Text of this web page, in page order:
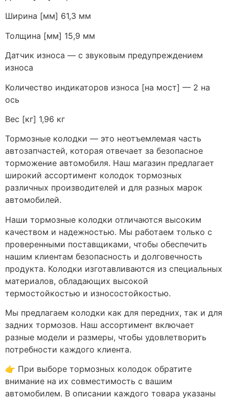
Ширина [мм] 61,3 мм
Толщина [мм] 15,9 мм
Датчик износа — с звуковым предупреждением
износа
Количество индикаторов износа [на мост] — 2 на
ось
Вес [кг] 1,96 кг
Тормозные колодки — это неотъемлемая часть
автозапчастей, которая отвечает за безопасное
торможение автомобиля. Наш магазин предлагает
широкий ассортимент колодок тормозных
различных производителей и для разных марок
автомобилей.
Наши тормозные колодки отличаются высоким
качеством и надежностью. Мы работаем только с
проверенными поставщиками, чтобы обеспечить
нашим клиентам безопасность и долговечность
продукта. Колодки изготавливаются из специальных
материалов, обладающих высокой
термостойкостью и износостойкостью.
Мы предлагаем колодки как для передних, так и для
задних тормозов. Наш ассортимент включает
разные модели и размеры, чтобы удовлетворить
потребности каждого клиента.
👉 При выборе тормозных колодок обратите
внимание на их совместимость с вашим
автомобилем. В описании каждого товара указаны